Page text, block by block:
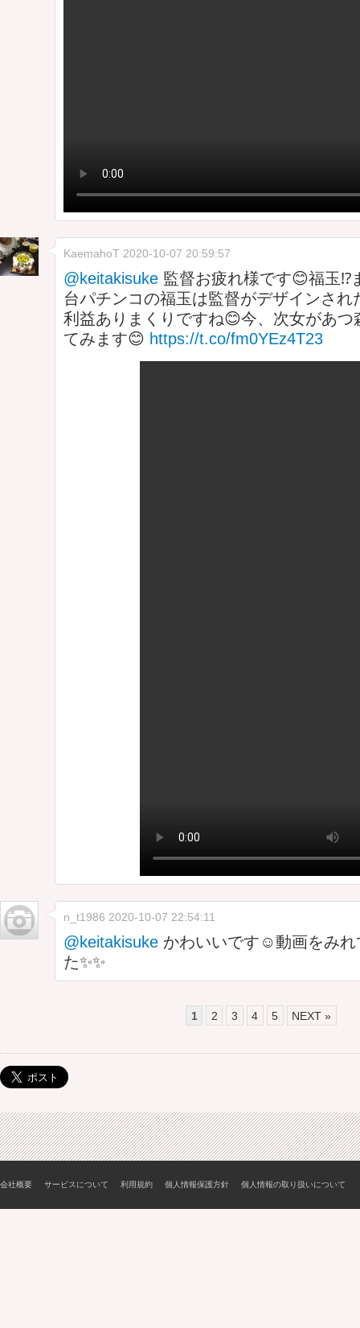
KaemahoT 2020-10-07 20:59:57
@keitakisuke 監督お疲れ様です😊福玉⁉️
台パチンコの福玉は監督がデザインさ
利益ありまくりですね😊今、次女があつ
てみます😊 https://t.co/fm0YEz4T23
n_t1986 2020-10-07 22:54:11
@keitakisuke かわいいです☺️動画をみれ
た✨✨
1 2 3 4 5 NEXT »
会社概要 サービスについて 利用規約 個人情報保護方針 個人情報の取り扱いについて